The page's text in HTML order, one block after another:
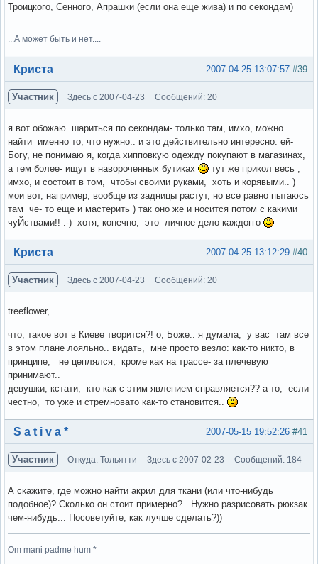
Троицкого, Сенного, Апрашки (если она еще жива) и по секондам)
...А может быть и нет....
Вне форума #39
2007-04-25 13:07:57
Криста
Участник Здесь с 2007-04-23 Сообщений: 20
я вот обожаю шариться по секондам- только там, имхо, можно
найти именно то, что нужно.. и это действительно интересно. ей-
Богу, не понимаю я, когда хипповкую одежду покупают в магазинах,
а тем более- ищут в навороченных бутиках
тут же прикол весь ,
имхо, и состоит в том, чтобы своими руками, хоть и корявыми.. )
мои вот, например, вообще из задницы растут, но все равно пытаюсь
там че- то еще и мастерить ) так оно же и носится потом с какими
чуЙствами!! :-) хотя, конечно, это личное дело каждогго
Вне форума #40
2007-04-25 13:12:29
Криста
Участник Здесь с 2007-04-23 Сообщений: 20
treeflower,
что, такое вот в Киеве творится?! о, Боже.. я думала, у вас там все
в этом плане лояльно.. видать, мне просто везло: как-то никто, в
принципе, не цеплялся, кроме как на трассе- за плечевую
принимают..
девушки, кстати, кто как с этим явлением справляется?? а то, если
честно, то уже и стремновато как-то становится..
Вне форума #41
2007-05-15 19:52:26
S a t i v a *
Участник Откуда: Тольятти Здесь с 2007-02-23 Сообщений: 184
А скажите, где можно найти акрил для ткани (или что-нибудь
подобное)? Сколько он стоит примерно?.. Нужно разрисовать рюкзак
чем-нибудь... Посоветуйте, как лучше сделать?))
Om mani padme hum *